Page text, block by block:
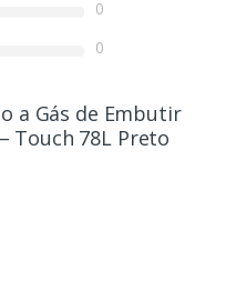
0
0
a Gás de Embutir
Touch 78L Preto